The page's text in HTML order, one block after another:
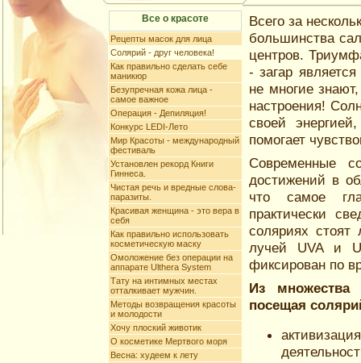
Все о красоте
Рецепты масок для лица
Солярий - друг человека!
Как правильно сделать себе
маникюр
Безупречная кожа лица -
самое важное
Операция - Депиляция!
Конкурс LEDI-Лето
Мир Красоты - международный
фестиваль
Установлен рекорд Книги
Гиннеса.
Чистая речь и вредные слова-
паразиты.
Красивая женщина - это вера в
себя
Как правильно использовать
косметическую маску
Омоложение без операции на
аппарате Ulthera System
Тату на интимных меcтах
отталкивает мужчин.
Методы возвращения красоты
и молодости
Хочу плоский животик
О косметике Мертвого моря
Весна: худеем к лету
Всего за
большинства
центров.
- загар
не многие
настроения!
своей
помогает
Современные
достижений в
что самое
практически
соляриях стоят
лучей UVA и
фиксирован по
Из множества
посещая